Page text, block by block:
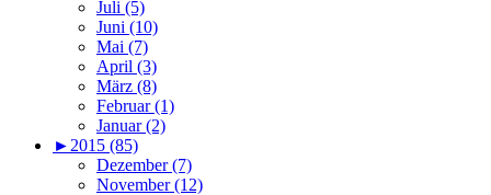
Juli (5)
Juni (10)
Mai (7)
April (3)
März (8)
Februar (1)
Januar (2)
► 2015 (85)
Dezember (7)
November (12)